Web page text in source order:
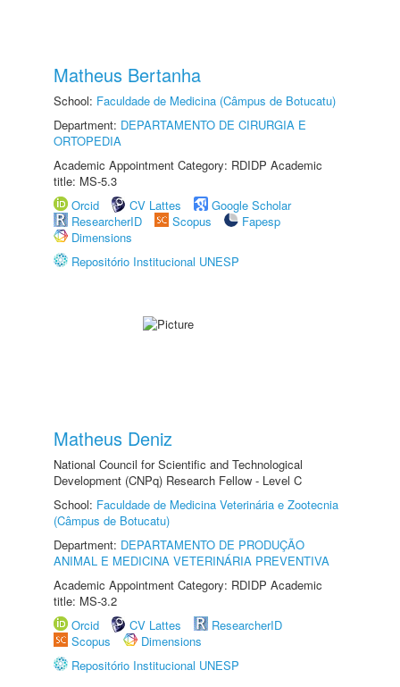
Matheus Bertanha
School: Faculdade de Medicina (Câmpus de Botucatu)
Department: DEPARTAMENTO DE CIRURGIA E
ORTOPEDIA
Academic Appointment Category: RDIDP Academic
title: MS-5.3
Orcid
CV Lattes
Google Scholar
ResearcherID
Scopus
Fapesp
Dimensions
Repositório Institucional UNESP
Matheus Deniz
National Council for Scientific and Technological
Development (CNPq) Research Fellow - Level C
School: Faculdade de Medicina Veterinária e Zootecnia
(Câmpus de Botucatu)
Department: DEPARTAMENTO DE PRODUÇÃO
ANIMAL E MEDICINA VETERINÁRIA PREVENTIVA
Academic Appointment Category: RDIDP Academic
title: MS-3.2
Orcid
CV Lattes
ResearcherID
Scopus
Dimensions
Repositório Institucional UNESP